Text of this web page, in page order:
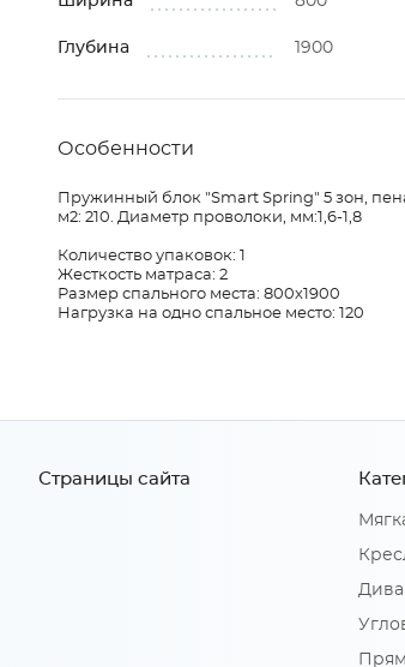
Глубина 1900
Особенности
Пружинный блок "Smart Spring" 5 зон,
м2: 210. Диаметр проволоки, мм:1,6-1,8
Количество упаковок: 1
Жесткость матраса: 2
Размер спального места: 800х1900
Нагрузка на одно спальное место: 120
Страницы сайта